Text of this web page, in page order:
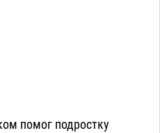
помог подростку